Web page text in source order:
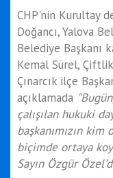
CHP'nin Kurultay
Doğancı, Yalova
Belediye Başkanı
Kemal Sürel,
Çınarcık ilçe
açıklamada
çalışılan hukuki
başkanımızın
biçimde ortaya
Sayın Özgür